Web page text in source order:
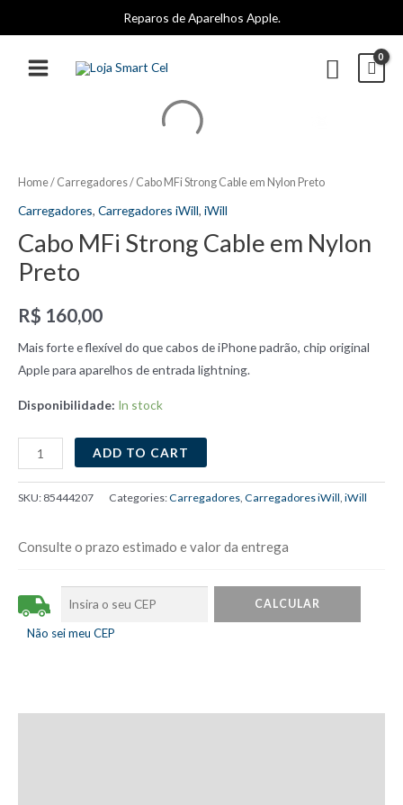
para
conteúdo
Reparos de Aparelhos Apple.
MAIN
Home/ Carregadores/ Cabo MFi Strong Cable em Nylon Preto
Carregadores, Carregadores iWill, iWill
Cabo MFi Strong Cable em Nylon
Preto
R$ 160,00
Mais forte e flexível do que cabos de iPhone padrão, chip original
Apple para aparelhos de entrada lightning.
Disponibilidade: In stock
Cabo
MFi
Strong
quantity
ADD TO CART
SKU: 85444207 Categories:Carregadores Carregadores iWill iWill
Consulte o prazo estimado e valor da entrega
Não sei meu CEP